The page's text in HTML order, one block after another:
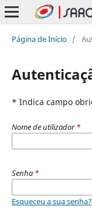
Página de Início /
* Indica campo
Nome de utilizador*
Senha *
Esqueceu a sua senha?